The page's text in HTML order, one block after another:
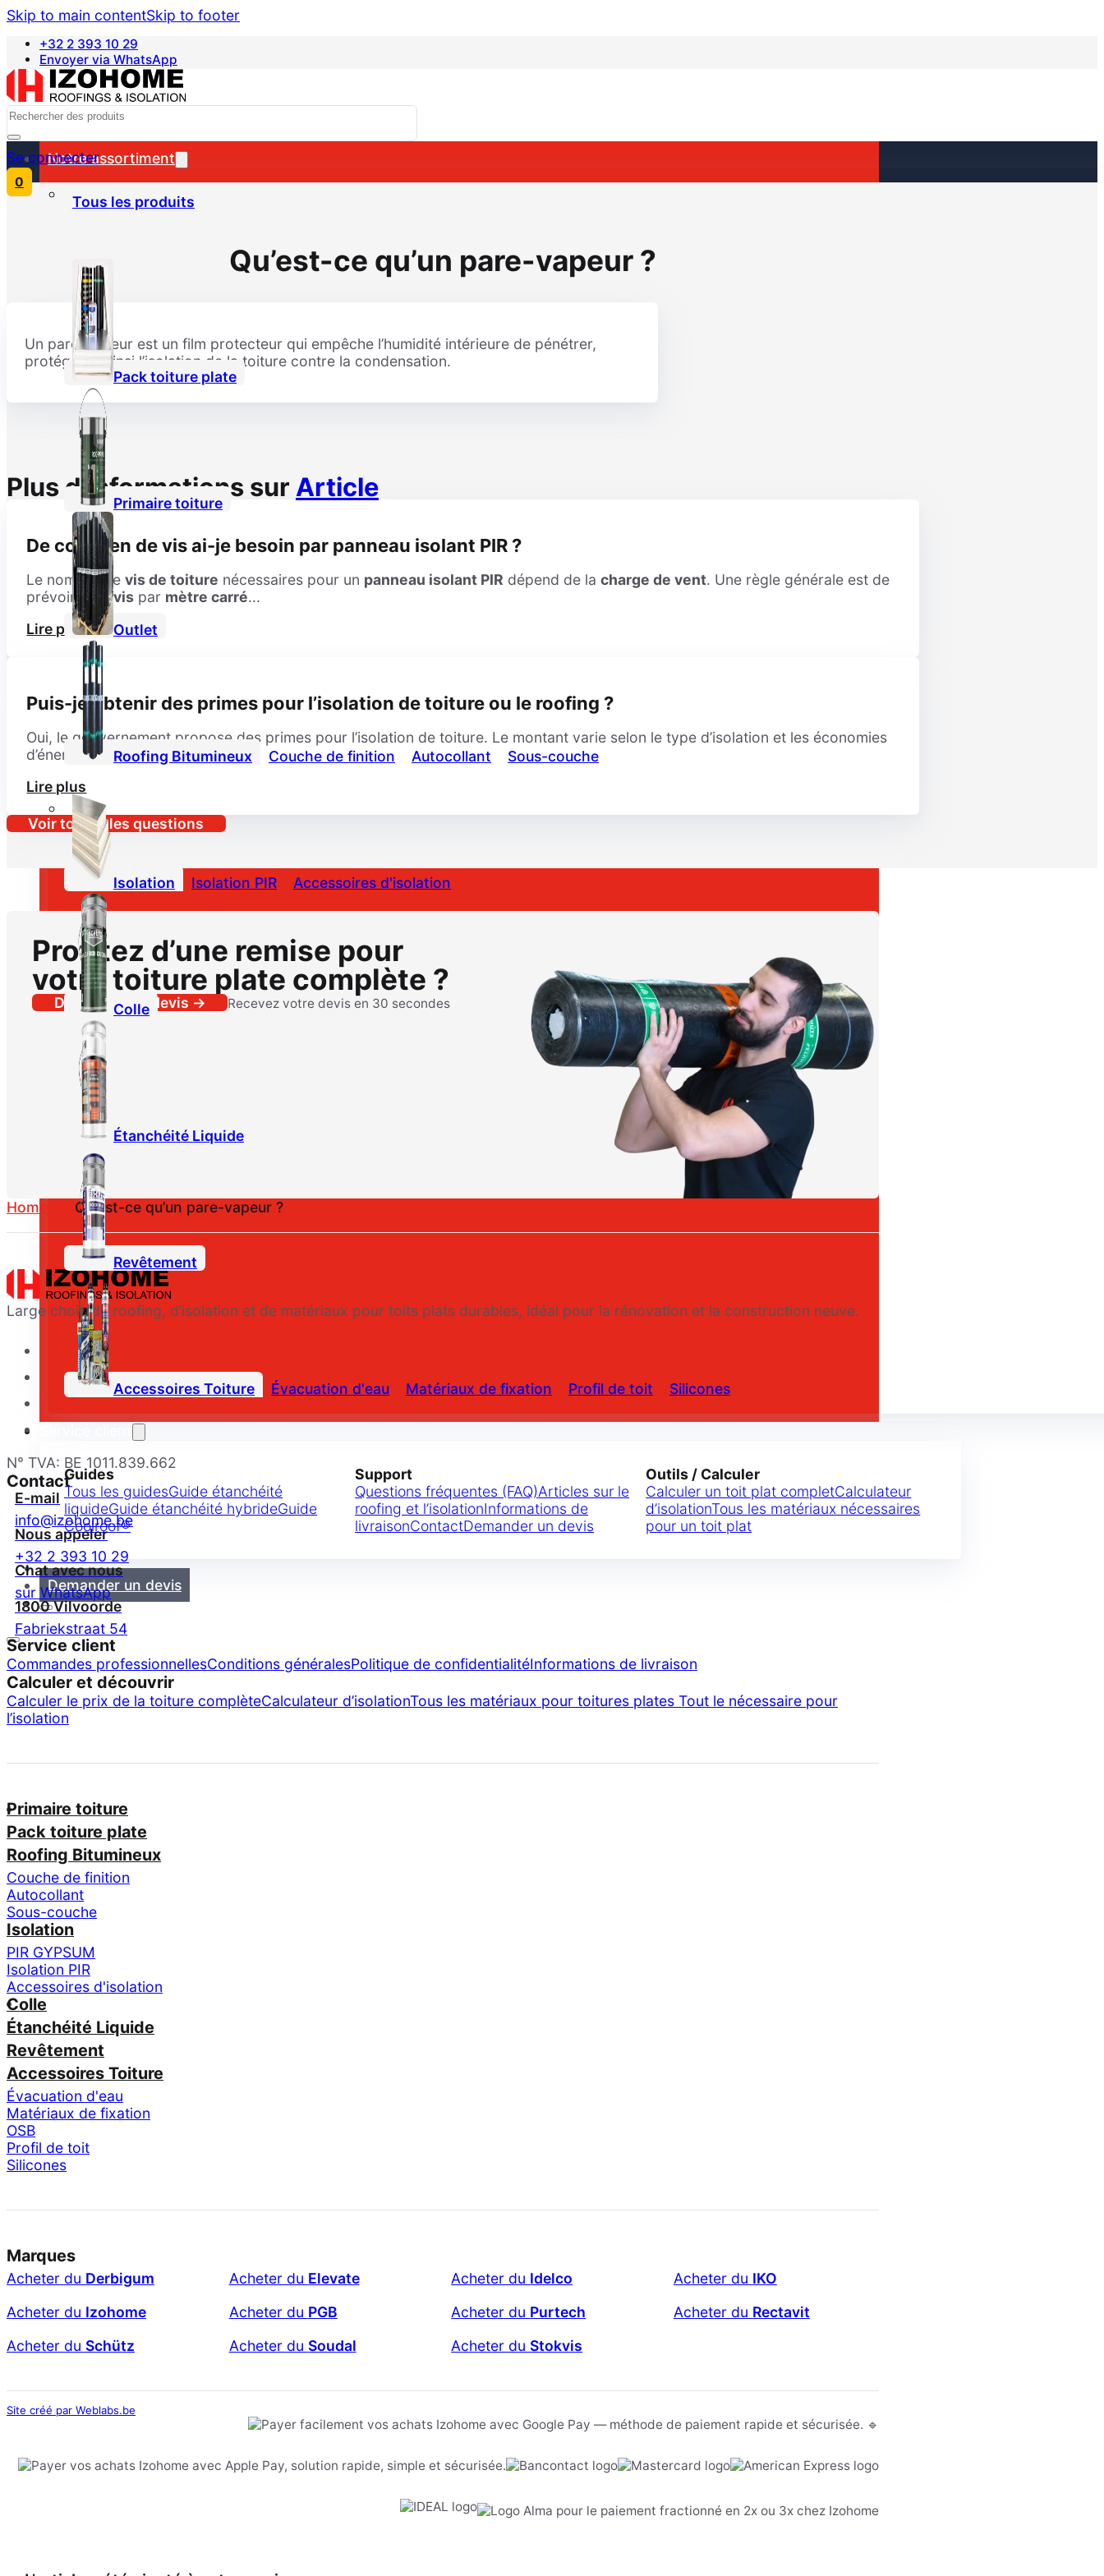
Skip to main contentSkip to footer
+32 2 393 10 29
Envoyer via WhatsApp
Nederlands
Search
Se connecter
0
Notre assortiment
Tous les produits
Pack toiture plate
Primaire toiture
Outlet
Roofing Bitumineux Couche de finition Autocollant Sous-couche
Isolation Isolation PIR Accessoires d'isolation
Colle
Étanchéité Liquide
Revêtement
Accessoires Toiture Évacuation d'eau Matériaux de fixation Profil de toit Silicones
Guides
Tous les guidesGuide étanchéité
liquideGuide étanchéité hybrideGuide
Coolroof®
Support
Questions fréquentes (FAQ)Articles sur le
roofing et l’isolationInformations de
livraisonContactDemander un devis
Outils / Calculer
Calculer un toit plat completCalculateur
d’isolationTous les matériaux nécessaires
pour un toit plat
Contact
Demander un devis
Qu’est-ce qu’un pare-vapeur ?
Un pare-vapeur est un film protecteur qui empêche l’humidité intérieure de pénétrer,
protégeant ainsi l’isolation de la toiture contre la condensation.
Plus d’informations sur Article
De combien de vis ai-je besoin par panneau isolant PIR ?
Le nombre devis de toiture nécessaires pour un panneau isolant PIR dépend de lacharge de vent. Une règle générale est de
prévoircinq vis par mètre carré...
Lire plus
Puis-je obtenir des primes pour l’isolation de toiture ou le roofing ?
Oui, le gouvernement propose des primes pour l’isolation de toiture. Le montant varie selon le type d’isolation et les économies
d’énergie réalisées.
Lire plus
Voir toutes les questions
Profitez d’une remise pour
votre toiture plate complète ?
Demander un devis → Recevez votre devis en 30 secondes
Home Qu’est-ce qu’un pare-vapeur ?
Large choix de roofing, d’isolation et de matériaux pour toits plats durables, idéal pour la rénovation et la construction neuve.
N° TVA: BE 1011.839.662
Contact
E-mail
info@izohome.be
Nous appeler
+32 2 393 10 29
Chat avec nous
sur WhatsApp
1800 Vilvoorde
Fabriekstraat 54
Service client
Commandes professionnellesConditions généralesPolitique de confidentialitéInformations de livraison
Calculer et découvrir
Calculer le prix de la toiture complèteCalculateur d’isolationTous les matériaux pour toitures plates Tout le nécessaire pour
l’isolation
Primaire toiture
Pack toiture plate
Roofing Bitumineux
Couche de finition
Autocollant
Sous-couche
Isolation
PIR GYPSUM
Isolation PIR
Accessoires d'isolation
Colle
Étanchéité Liquide
Revêtement
Accessoires Toiture
Évacuation d'eau
Matériaux de fixation
OSB
Profil de toit
Silicones
Marques
Acheter du Derbigum Acheter du Elevate Acheter du Idelco Acheter du IKO
Acheter du Izohome Acheter du PGB Acheter du Purtech Acheter du Rectavit
Acheter du Schütz Acheter du Soudal Acheter du Stokvis
Site créé par Weblabs.be